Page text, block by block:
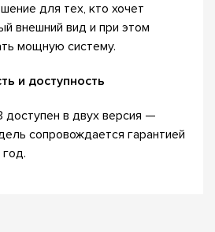
для тех, кто хочет
внешний вид и при этом
мощную систему.
и доступность
доступен в двух версия —
сопровождается гарантией